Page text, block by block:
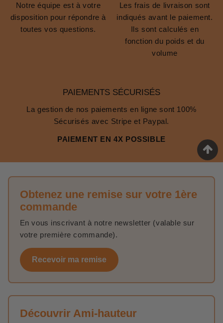
Notre équipe est à votre
disposition pour répondre à
toutes vos questions.
Les frais de livraison sont
indiqués avant le paiement.
Ils sont calculés en
fonction du poids et du
volume
PAIEMENTS SÉCURISÉS
La gestion de nos paiements en ligne sont 100%
Sécurisés avec Stripe et Paypal.
PAIEMENT EN 4X POSSIBLE
Obtenez une remise sur votre 1ère
commande
En vous inscrivant à notre newsletter (valable sur
votre première commande).
Recevoir ma remise
Découvrir Ami-hauteur